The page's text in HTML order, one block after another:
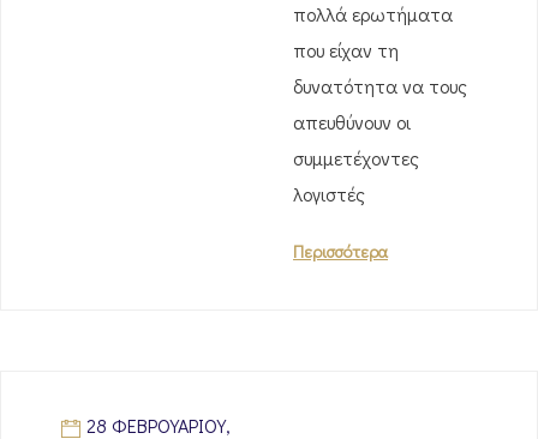
πολλά ερωτήματα
που είχαν τη
δυνατότητα να τους
απευθύνουν οι
συμμετέχοντες
λογιστές
Περισσότερα
28 ΦΕΒΡΟΥΑΡΊΟΥ,